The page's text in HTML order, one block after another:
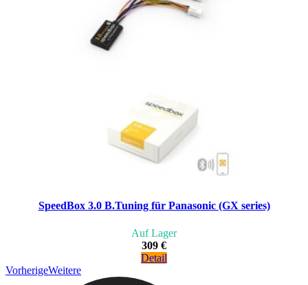
SpeedBox 3.0 B.Tuning für Panasonic (GX series)
Auf Lager
309 €
Detail
VorherigeWeitere